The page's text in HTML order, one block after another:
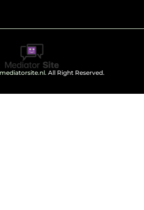
. All Right Reserved.